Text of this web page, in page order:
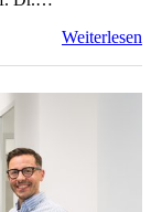
Weiterlesen